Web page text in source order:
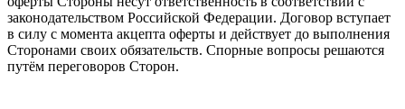
законодательством Российской Федерации. Договор вступает
в силу с момента акцепта оферты и действует до выполнения
Сторонами своих обязательств. Спорные вопросы решаются
путём переговоров Сторон.